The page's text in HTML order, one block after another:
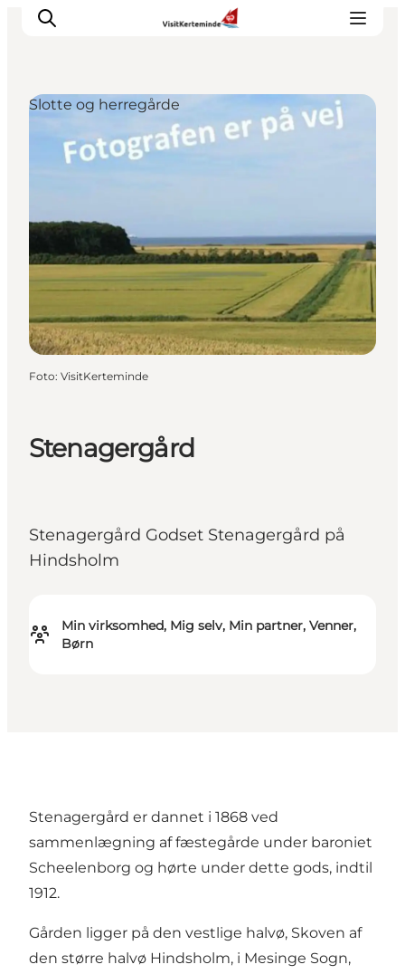
Oplevelser
Sov godt
Planlæg din ferie
Det sker
Stenagergård
Stenagergård Godset Stenagergård på
Hindsholm
Min virksomhed, Mig selv, Min partner, Venner,
Børn
Slotte og herregårde
Foto: VisitKerteminde
Stenagergård er dannet i 1868 ved
sammenlægning af fæstegårde under baroniet
Scheelenborg og hørte under dette gods, indtil
1912.
Gården ligger på den vestlige halvø, Skoven af
den større halvø Hindsholm, i Mesinge Sogn,